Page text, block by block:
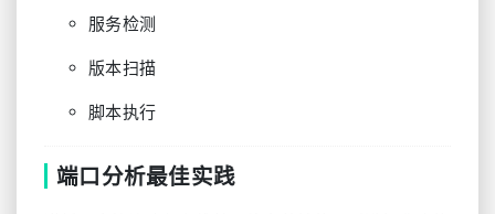
服务检测
版本扫描
脚本执行
端口分析最佳实践